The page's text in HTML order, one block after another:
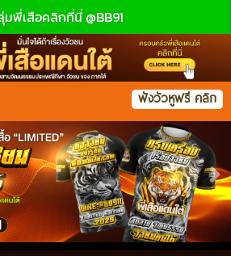
มพี่เสือคลิกที่นี่ @BB91
ฟังวัวหูฟรี คลิก